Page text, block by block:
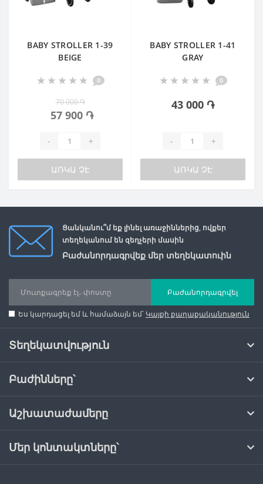
BABY STROLLER 1-39
BEIGE
0
70 000 ֏
57 900 ֏
- +
ԱՌԿԱ ՉԷ
BABY STROLLER 1-41
GRAY
0
43 000 ֏
- +
ԱՌԿԱ ՉԷ
Ցանկանու՞մ եք լինել առաջիններից, ովքեր
տեղեկանում են զեղչերի մասին
Բաժանորդագրվեք մեր տեղեկատուին
Բաժանորդագրվել
Ես կարդացել եմ և համաձայն եմ՝ Կայքի քաղաքականություն
Տեղեկատվություն
Բաժինները՝
Աշխատաժամերը
Մեր կոնտակտները՝